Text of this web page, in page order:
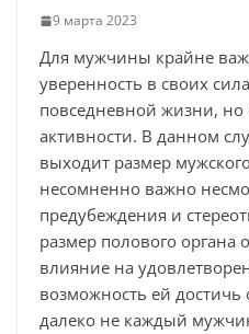
9 марта 2023
Для мужчины крайне
уверенность в своих
повседневной жизни, но
активности. В данном
выходит размер
несомненно важно
предубеждения и
размер полового
влияние на
возможность ей
далеко не каждый